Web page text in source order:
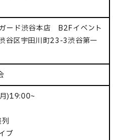
ード渋谷本店 B2Fイベント
谷区宇田川町23-3渋谷第一
)19:00~
ブ